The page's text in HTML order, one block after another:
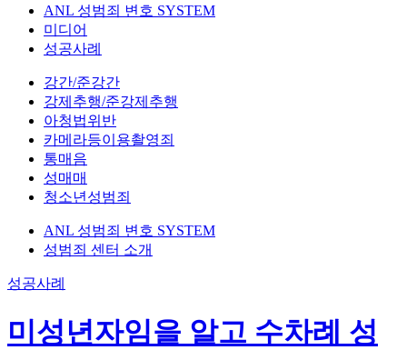
ANL 성범죄 변호 SYSTEM
미디어
성공사례
강간/준강간
강제추행/준강제추행
아청법위반
카메라등이용촬영죄
통매음
성매매
청소년성범죄
ANL 성범죄 변호 SYSTEM
성범죄 센터 소개
성공사례
미성년자임을 알고 수차례 성